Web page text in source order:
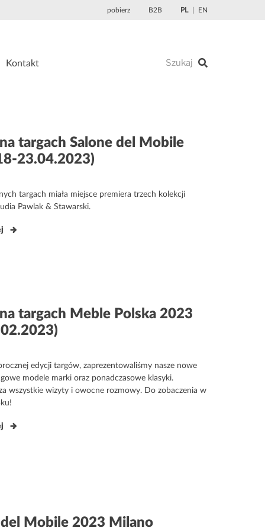
pobierz B2B PL EN
Kontakt
na targach Salone del Mobile
23.04.2023)
targach miała miejsce premiera trzech kolekcji
Pawlak & Stawarski.
na targach Meble Polska 2023
edycji targów, zaprezentowaliśmy nasze nowe
modele marki oraz ponadczasowe klasyki.
wszystkie wizyty i owocne rozmowy. Do zobaczenia w
del Mobile 2023 Milano